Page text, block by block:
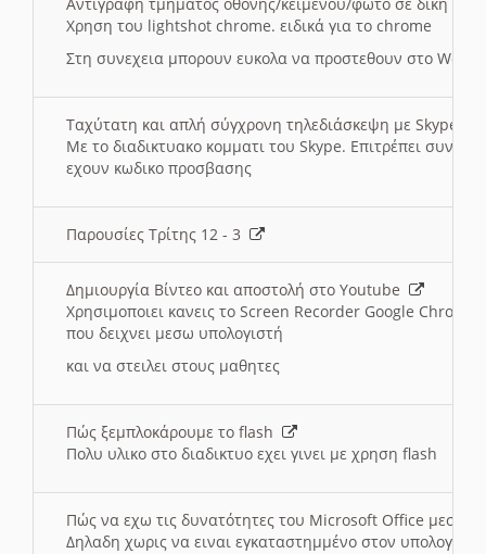
Χρηση του lightshot chrome. ειδικά για το chrome
Στη συνεχεια μπορουν ευκολα να προστεθουν στο Word
Ταχύτατη και απλή σύγχρονη τηλεδιάσκεψη με Skype
Με το διαδικτυακο κομματι του Skype. Επιτρέπει
εχουν κωδικο προσβασης
Παρουσίες Τρίτης 12 - 3
Δημιουργία Βίντεο και αποστολή στο Youtube
Χρησιμοποιει κανεις το Screen Recorder Google Chrome
που δειχνει μεσω υπολογιστή
και να στειλει στους μαθητες
Πώς ξεμπλοκάρουμε το flash
Πολυ υλικο στο διαδικτυο εχει γινει με χρηση flash
Πώς να εχω τις δυνατότητες του Microsoft Office μεσω
Δηλαδη χωρις να ειναι εγκαταστημμένο στον